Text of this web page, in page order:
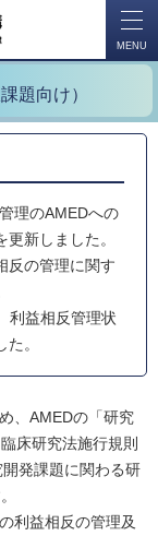
MENU
題向け）
理のAMEDへの
新しました。
反の管理に関す
利益相反管理状
。
、AMEDの「研究
床研究法施行規則
発課題に関わる研
利益相反の管理及